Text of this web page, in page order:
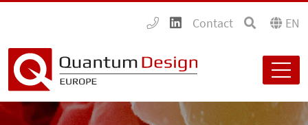
Contact EN